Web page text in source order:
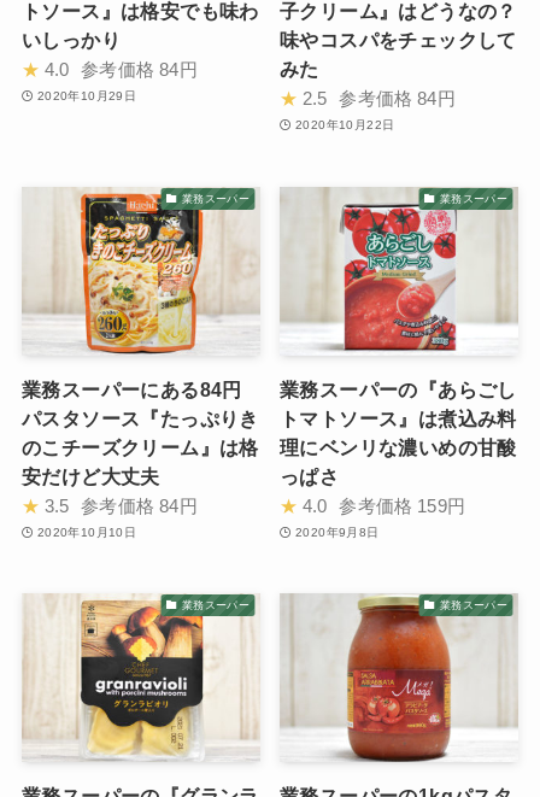
トソース』は格安でも味わ
いしっかり
★ 4.0 参考価格 84円
2020年10月29日
子クリーム』はどうなの？
味やコスパをチェックして
みた
★ 2.5 参考価格 84円
2020年10月22日
業務スーパー
業務スーパーにある84円
パスタソース『たっぷりき
のこチーズクリーム』は格
安だけど大丈夫
★ 3.5 参考価格 84円
2020年10月10日
業務スーパー
業務スーパーの『あらごし
トマトソース』は煮込み料
理にベンリな濃いめの甘酸
っぱさ
★ 4.0 参考価格 159円
2020年9月8日
業務スーパー 業務スーパー